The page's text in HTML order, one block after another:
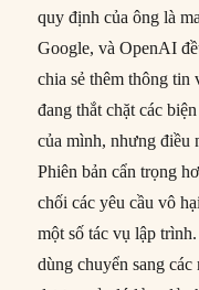
quy định của ông là
Google, và OpenAI
chia sẻ thêm thông tin
đang thắt chặt các
của mình, nhưng điều
Phiên bản cẩn trọng
chối các yêu cầu vô
một số tác vụ lập
dùng chuyển sang